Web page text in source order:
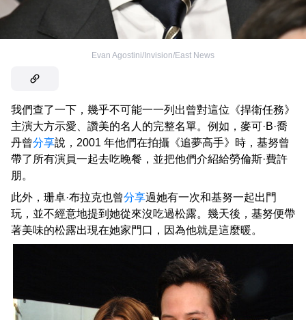
Evan Agostini/Invision/East News
我們查了一下，幾乎不可能一一列出曾對這位《捍衛任務》
主演大方示愛、讚美的名人的完整名單。例如，麥可·B·喬
丹曾分享說，2001 年他們在拍攝《追夢高手》時，基努曾
帶了所有演員一起去吃晚餐，並把他們介紹給勞倫斯·費許
朋。
此外，珊卓·布拉克也曾分享過她有一次和基努一起出門
玩，並不經意地提到她從來沒吃過松露。幾天後，基努便帶
著美味的松露出現在她家門口，因為他就是這麼暖。